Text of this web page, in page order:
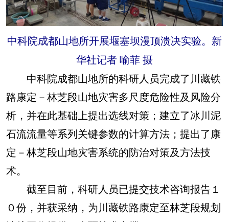
中科院成都山地所开展堰塞坝漫顶溃决实验。新
华社记者 喻菲 摄
中科院成都山地所的科研人员完成了川藏铁
路康定－林芝段山地灾害多尺度危险性及风险分
析，并在此基础上提出选线对策；建立了冰川泥
石流流量等系列关键参数的计算方法；提出了康
定－林芝段山地灾害系统的防治对策及方法技
术。
截至目前，科研人员已提交技术咨询报告１
０份，并获采纳，为川藏铁路康定至林芝段规划